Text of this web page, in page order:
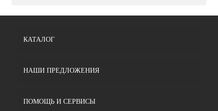
КАТАЛОГ
НАШИ ПРЕДЛОЖЕНИЯ
ПОМОЩЬ И СЕРВИСЫ